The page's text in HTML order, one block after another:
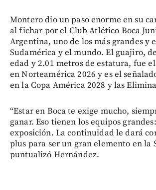
Montero dio un paso enorme en su
al fichar por el Club Atlético Boca
Argentina, uno de los más grandes y
Sudamérica y el mundo. El guajiro,
edad y 2.01 metros de estatura, fue
en Norteamérica 2026 y es el
en la Copa América 2028 y las
“Estar en Boca te exige mucho,
ganar. Eso tienen los equipos
exposición. La continuidad le dará
plus para ser un gran elemento en la
puntualizó Hernández.